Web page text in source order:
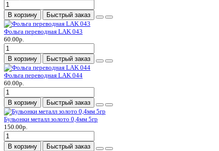
В корзину Быстрый заказ
Фольга переводная LAK 043
60.00р.
В корзину Быстрый заказ
Фольга переводная LAK 044
60.00р.
В корзину Быстрый заказ
Бульонки металл золото 0,4мм 5гр
150.00р.
В корзину Быстрый заказ